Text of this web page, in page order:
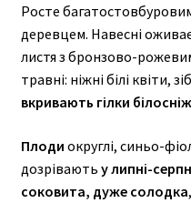
Актинідія
Аронія
Брусниця
Жимолость
Журавлина
Росте
деревцем. Навесні
листя з бронзово-
травні: ніжні білі квіти,
вкривають гілки
Плоди округлі, синьо-
дозрівають у липні-
соковита, дуже солодка